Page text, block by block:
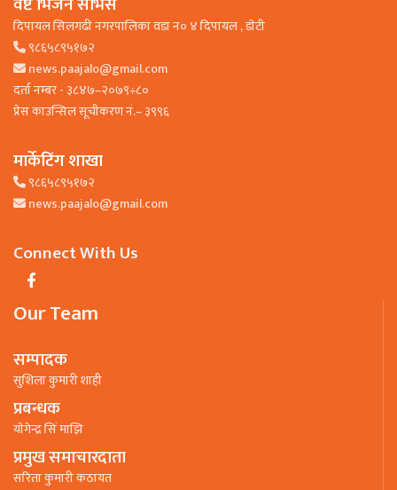
दिपायल सिलगढी नगरपालिका वडा न० ४ दिपायल , डाेटी
९८६५८९५१७२
news.paajalo@gmail.com
दर्ता नम्बर - ३८४७–२०७९÷८०
प्रेस काउन्सिल सूचीकरण नं.– ३९९६
मार्केटिंग शाखा
९८६५८९५१७२
news.paajalo@gmail.com
Connect With Us
Our Team
सम्पादक
सुशिला कुमारी शाही
प्रबन्धक
याेगेन्द्र सिं माझि
प्रमुख समाचारदाता
सरिता कुमारी कठायत